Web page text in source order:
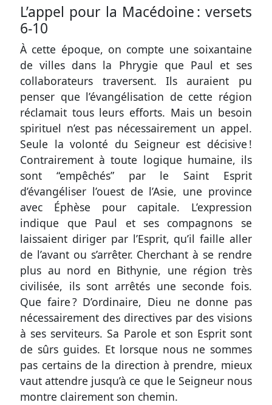
L’appel pour la Macédoine : versets
6-10
À cette époque, on compte une soixantaine
de villes dans la Phrygie que Paul et ses
collaborateurs traversent. Ils auraient pu
penser que l’évangélisation de cette région
réclamait tous leurs efforts. Mais un besoin
spirituel n’est pas nécessairement un appel.
Seule la volonté du Seigneur est décisive !
Contrairement à toute logique humaine, ils
sont “empêchés” par le Saint Esprit
d’évangéliser l’ouest de l’Asie, une province
avec Éphèse pour capitale. L’expression
indique que Paul et ses compagnons se
laissaient diriger par l’Esprit, qu’il faille aller
de l’avant ou s’arrêter. Cherchant à se rendre
plus au nord en Bithynie, une région très
civilisée, ils sont arrêtés une seconde fois.
Que faire ? D’ordinaire, Dieu ne donne pas
nécessairement des directives par des visions
à ses serviteurs. Sa Parole et son Esprit sont
de sûrs guides. Et lorsque nous ne sommes
pas certains de la direction à prendre, mieux
vaut attendre jusqu’à ce que le Seigneur nous
montre clairement son chemin.